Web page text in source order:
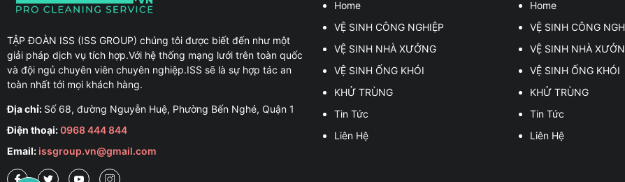
TẬP ĐOÀN ISS (ISS GROUP) chúng tôi được biết đến như một
giải pháp dịch vụ tích hợp.Với hệ thống mạng lưới trên toàn quốc
và đội ngủ chuyên viên chuyên nghiệp.ISS sẽ là sự hợp tác an
toàn nhất tới mọi khách hàng.
Địa chỉ: Số 68, đường Nguyễn Huệ, Phường Bến Nghé, Quận 1
Điện thoại:0968 444 844
Email: issgroup.vn@gmail.com
Home
VỆ SINH CÔNG NGHIỆP
VỆ SINH NHÀ XƯỞNG
VỆ SINH ỐNG KHÓI
KHỬ TRÙNG
Tin Tức
Liên Hệ
Home
VỆ SINH CÔNG
VỆ SINH NHÀ
VỆ SINH ỐNG KHÓI
KHỬ TRÙNG
Tin Tức
Liên Hệ